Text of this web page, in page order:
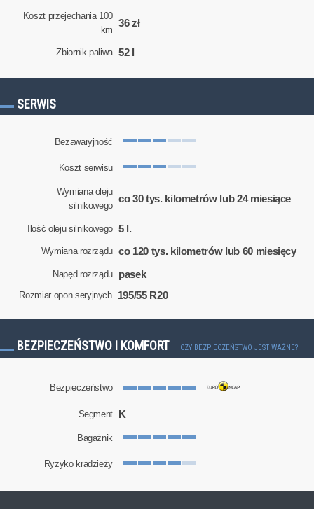
Koszt przejechania 100
km
36 zł
Zbiornik paliwa 52 l
SERWIS
Bezawaryjność
Koszt serwisu
Wymiana oleju
silnikowego
co 30 tys. kilometrów lub 24 miesiące
Ilość oleju silnikowego 5 l.
Wymiana rozrządu co 120 tys. kilometrów lub 60 miesięcy
Napęd rozrządu pasek
Rozmiar opon seryjnych 195/55 R20
BEZPIECZEŃSTWO I KOMFORT CZY BEZPIECZEŃSTWO JEST WAŻNE?
Bezpieczeństwo
Segment K
Bagażnik
Ryzyko kradzieży